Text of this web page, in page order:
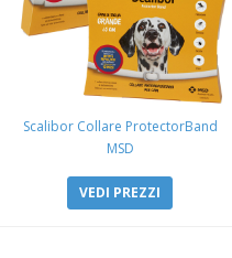
Scalibor Collare ProtectorBand
MSD
VEDI PREZZI